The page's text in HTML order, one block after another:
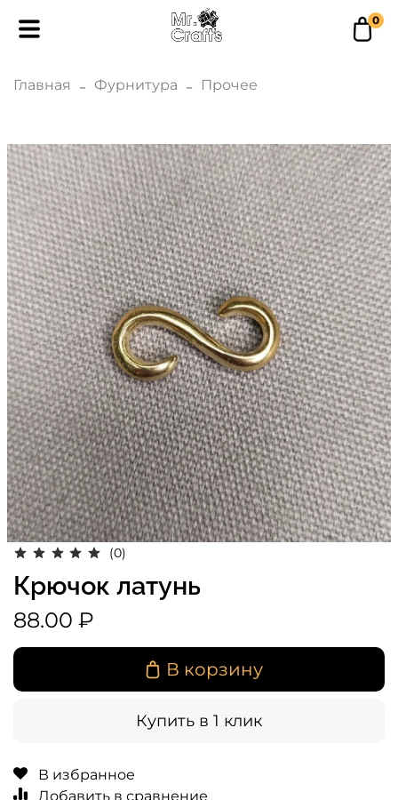
0
Главная Фурнитура Прочее
(0)
Крючок латунь
88.00 ₽
В корзину
Купить в 1 клик
В избранное
Добавить в сравнение